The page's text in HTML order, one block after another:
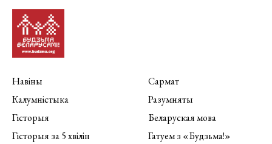
Навіны
Калумністыка
Гісторыя
Гісторыя за 5 хвілін
Сармат
Разумняты
Беларуская мова
Гатуем з «Будзьма!»